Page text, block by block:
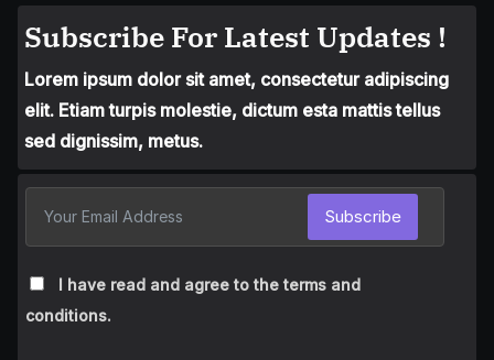
Subscribe For Latest Updates !
Lorem ipsum dolor sit amet, consectetur adipiscing
elit. Etiam turpis molestie, dictum esta mattis tellus
sed dignissim, metus.
I have read and agree to the terms and
conditions.
Subscribe